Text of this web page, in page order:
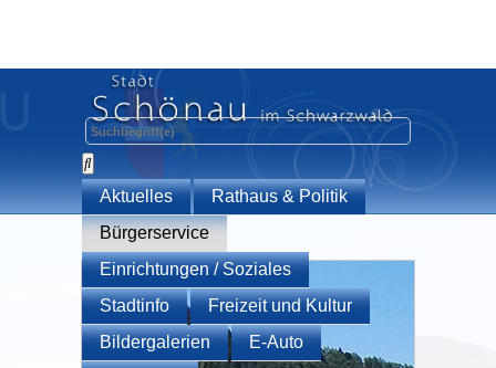
Aktuelles
Rathaus & Politik
Bürgerservice
Einrichtungen / Soziales
Stadtinfo
Freizeit und Kultur
Bildergalerien
E-Auto